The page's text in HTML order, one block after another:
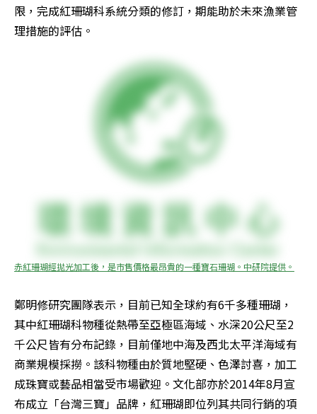
限，完成紅珊瑚科系統分類的修訂，期能助於未來漁業管
理措施的評估。
赤紅珊瑚經拋光加工後，是市售價格最昂貴的一種寶石珊瑚。中研院提供。
鄭明修研究團隊表示，目前已知全球約有6千多種珊瑚，
其中紅珊瑚科物種從熱帶至亞極區海域、水深20公尺至2
千公尺皆有分布記錄，目前僅地中海及西北太平洋海域有
商業規模採撈。該科物種由於質地堅硬、色澤討喜，加工
成珠寶或藝品相當受市場歡迎。文化部亦於2014年8月宣
布成立「台灣三寶」品牌，紅珊瑚即位列其共同行銷的項